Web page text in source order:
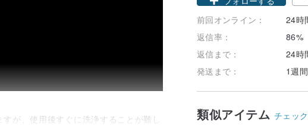
フォローする
前回オンライン：
24時
返信率：
86%
返信まで：
24時
発送まで：
1週
類似アイテム チェッ
が、使用後すぐに洗浄することが難し